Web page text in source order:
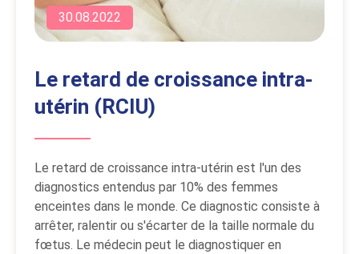
30.08.2022
Le retard de croissance intra-
utérin (RCIU)
Le retard de croissance intra-utérin est l'un des
diagnostics entendus par 10% des femmes
enceintes dans le monde. Ce diagnostic consiste à
arrêter, ralentir ou s'écarter de la taille normale du
fœtus. Le médecin peut le diagnostiquer en